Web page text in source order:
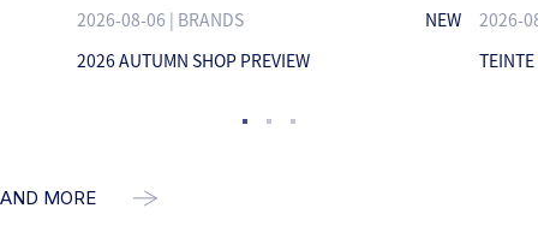
2026-08-06 | BRANDS
NEW
2026 AUTUMN SHOP PREVIEW
2026-
AND MORE